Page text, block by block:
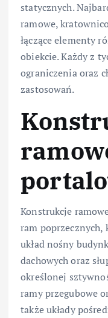
statycznych.
ramowe,
łączące elementy
obiekcie. Każdy z
ograniczenia oraz
zastosowań.
Konstrukcje
ram poprzecznych,
układ nośny
dachowych oraz
określonej
ramy przegubowe
także układy